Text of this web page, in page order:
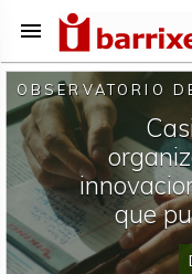
menu
OBSERVATORIO
que